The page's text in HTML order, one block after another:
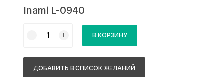
Inami L-0940
товара
В КОРЗИНУ
ДОБАВИТЬ В СПИСОК ЖЕЛАНИЙ